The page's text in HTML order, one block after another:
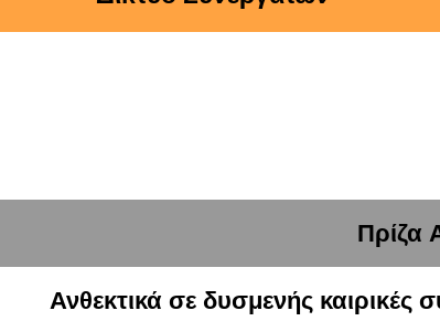
Πρίζα
Ανθεκτικά σε δυσμενής καιρικές